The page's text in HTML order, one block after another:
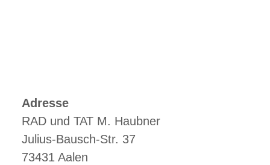
Adresse
RAD und TAT M. Haubner
Julius-Bausch-Str. 37
73431 Aalen